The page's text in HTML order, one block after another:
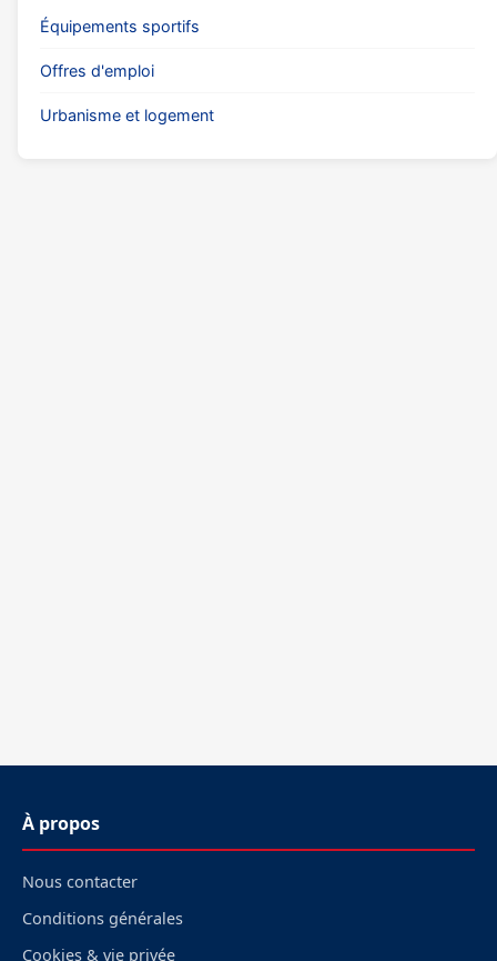
Équipements sportifs
Offres d'emploi
Urbanisme et logement
À propos
Nous contacter
Conditions générales
Cookies & vie privée